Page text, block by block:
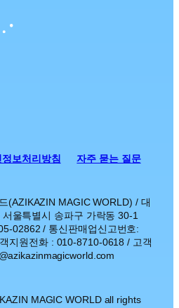
보처리방침 자주 묻는 질문
(AZIKAZIN MAGIC WORLD) / 대
울특별시 송파구 가락동 30-1
02862 / 통신판매업신고번호:
지원전화 : 010-8710-0618 / 고객
MAGIC WORLD all rights